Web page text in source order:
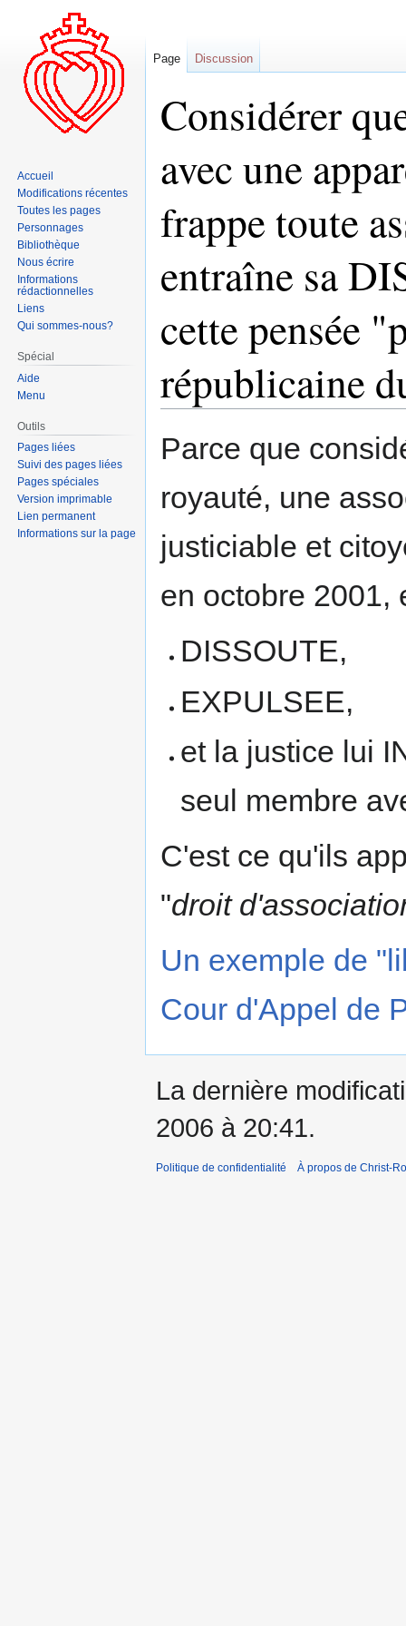
Considérer
avec une
frappe toute
entraîne sa
cette pensée
républicaine
à
navigation
à
recherche
Parce que
royauté, une
justiciable et
en octobre 2001,
DISSOUTE,
EXPULSEE,
et la justice lui
seul membre
C'est ce qu'ils
"droit
Un exemple de
Cour d'Appel de
Page Discussion
Accueil
Modifications récentes
Toutes les pages
Personnages
Bibliothèque
Nous écrire
Informations
rédactionnelles
Liens
Qui sommes-nous?
Spécial
Aide
Menu
Outils
Pages liées
Suivi des pages liées
Pages spéciales
Version imprimable
Lien permanent
Informations sur la page
La dernière
2006 à 20:41.
Politique de confidentialité À propos de Christ-